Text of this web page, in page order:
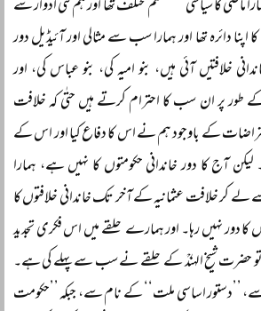
ماضی کا سیاسی سسٹم مختلف تھا اور ہم کئی ادوار سے
دائرہ تھا اور ہمارا سب سے مثالی اور آئیڈیل دور
خلافتیں آئی ہیں، بنو امیہ کی، بنو عباس کی، اور
طور پر ان سب کا احترام کرتے ہیں حتٰی کہ خلافت
کے باوجود ہم نے اس کا دفاع کیا اور اس کے
آج کا دور خاندانی حکومتوں کا نہیں ہے، ہمارا
لے کر خلافت عثمانیہ کے آخر تک خاندانی خلافتوں کا
کا دور نہیں رہا۔ اور ہمارے حلقے میں اس فکری تجدید
حضرت شیخ الہندؒ کے حلقے نے سب سے پہلے کی ہے۔
’’دستور اساسی ملت‘‘ کے نام سے، جبکہ ’’حکومت